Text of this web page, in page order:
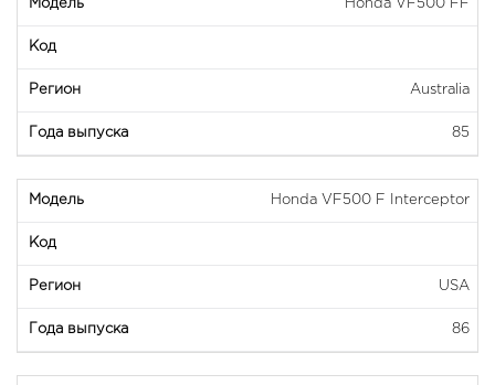
Honda VF500 FF
Australia
85
Honda VF500 F Interceptor
USA
86